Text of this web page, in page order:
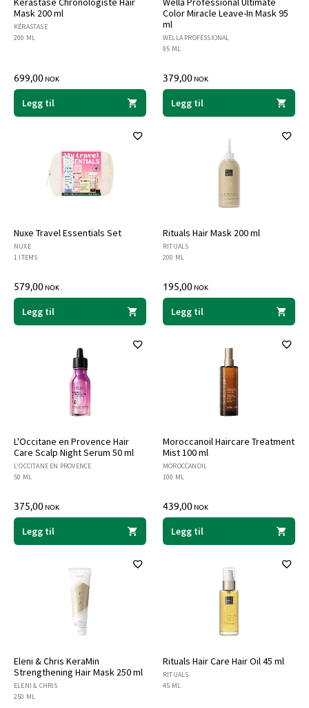
Mask 200 ml
KÉRASTASE
200 ML
699,00NOK
Legg til
Color Miracle Leave-In Mask 95
ml
WELLA PROFESSIONAL
95 ML
379,00NOK
Legg til
Nuxe Travel Essentials Set
NUXE
1 ITEMS
579,00NOK
Legg til
Rituals Hair Mask 200 ml
RITUALS
200 ML
195,00NOK
Legg til
L'Occitane en Provence Hair
Care Scalp Night Serum 50 ml
L'OCCITANE EN PROVENCE
50 ML
375,00NOK
Legg til
Moroccanoil Haircare Treatment
Mist 100 ml
MOROCCANOIL
100 ML
439,00NOK
Legg til
Eleni & Chris KeraMin
Strengthening Hair Mask 250 ml
ELENI & CHRIS
250 ML
Rituals Hair Care Hair Oil 45 ml
RITUALS
45 ML